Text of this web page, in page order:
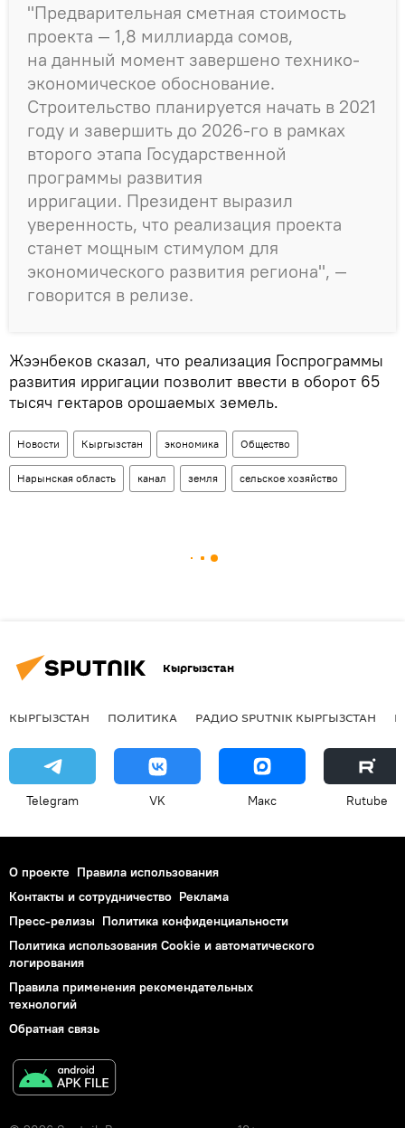
"Предварительная сметная стоимость
проекта — 1,8 миллиарда сомов,
на данный момент завершено технико-
экономическое обоснование.
Строительство планируется начать в 2021
году и завершить до 2026-го в рамках
второго этапа Государственной
программы развития
ирригации. Президент выразил
уверенность, что реализация проекта
станет мощным стимулом для
экономического развития региона", —
говорится в релизе.
Жээнбеков сказал, что реализация Госпрограммы
развития ирригации позволит ввести в оборот 65
тысяч гектаров орошаемых земель.
Новости Кыргызстан экономика Общество
Нарынская область канал земля сельское хозяйство
Кыргызстан
КЫРГЫЗСТАН ПОЛИТИКА РАДИО SPUTNIK КЫРГЫЗСТАН
Telegram VK Макс Rutube
О проекте Правила использования
Контакты и сотрудничество Реклама
Пресс-релизы Политика конфиденциальности
Политика использования Cookie и автоматического
логирования
Правила применения рекомендательных
технологий
Обратная связь